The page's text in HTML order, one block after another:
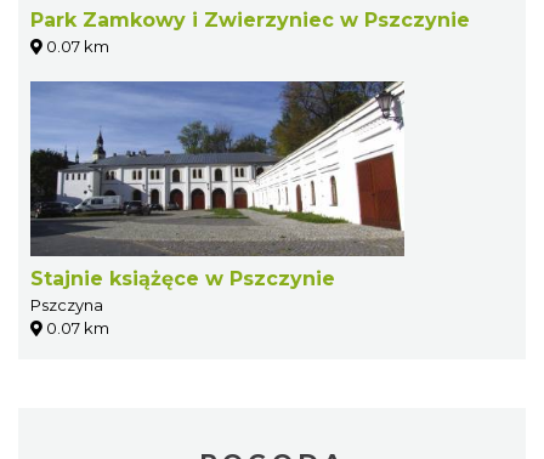
Park Zamkowy i Zwierzyniec w Pszczynie
0.07 km
Stajnie książęce w Pszczynie
Pszczyna
0.07 km